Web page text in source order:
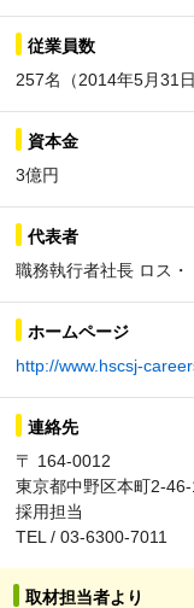
従業員数
257名（2014年5月31日
資本金
3億円
代表者
職務執行者社長 ロス・
ホームページ
http://www.hscsj-
連絡先
〒 164-0012
東京都中野区本町2-
採用担当
TEL / 03-6300-7011
取材担当者より